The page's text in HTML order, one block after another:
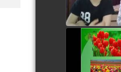
Первые
Занятие